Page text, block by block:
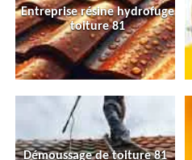
Entreprise résine hydrofuge
toiture 81
Démoussage de toiture 81